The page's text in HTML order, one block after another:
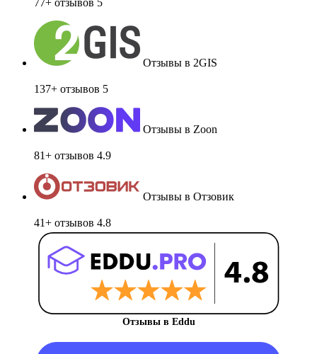
77+ отзывов 5
Отзывы в 2GIS
137+ отзывов 5
Отзывы в Zoon
81+ отзывов 4.9
Отзывы в Отзовик
41+ отзывов 4.8
Отзывы в Eddu